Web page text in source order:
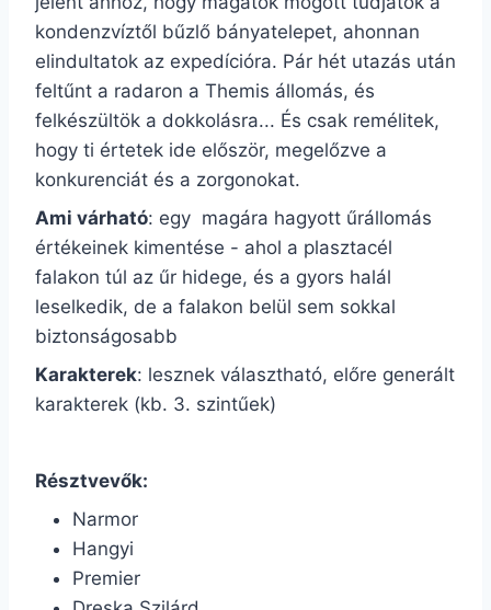
kondenzvíztől bűzlő bányatelepet, ahonnan
elindultatok az expedícióra. Pár hét utazás után
feltűnt a radaron a Themis állomás, és
felkészültök a dokkolásra... És csak remélitek,
hogy ti értetek ide először, megelőzve a
konkurenciát és a zorgonokat.
Ami várható: egy magára hagyott űrállomás
értékeinek kimentése - ahol a plasztacél
falakon túl az űr hidege, és a gyors halál
leselkedik, de a falakon belül sem sokkal
biztonságosabb
Karakterek: lesznek választható, előre generált
karakterek (kb. 3. szintűek)
Résztvevők:
Narmor
Hangyi
Premier